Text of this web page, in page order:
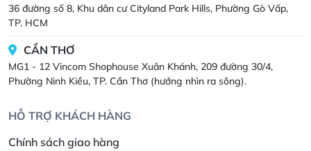
36 đường số 8, Khu dân cư Cityland Park Hills, Phường Gò Vấp,
TP. HCM
CẦN THƠ
MG1 - 12 Vincom Shophouse Xuân Khánh, 209 đường 30/4,
Phường Ninh Kiều, TP. Cần Thơ (hướng nhìn ra sông).
HỖ TRỢ KHÁCH HÀNG
Chính sách giao hàng